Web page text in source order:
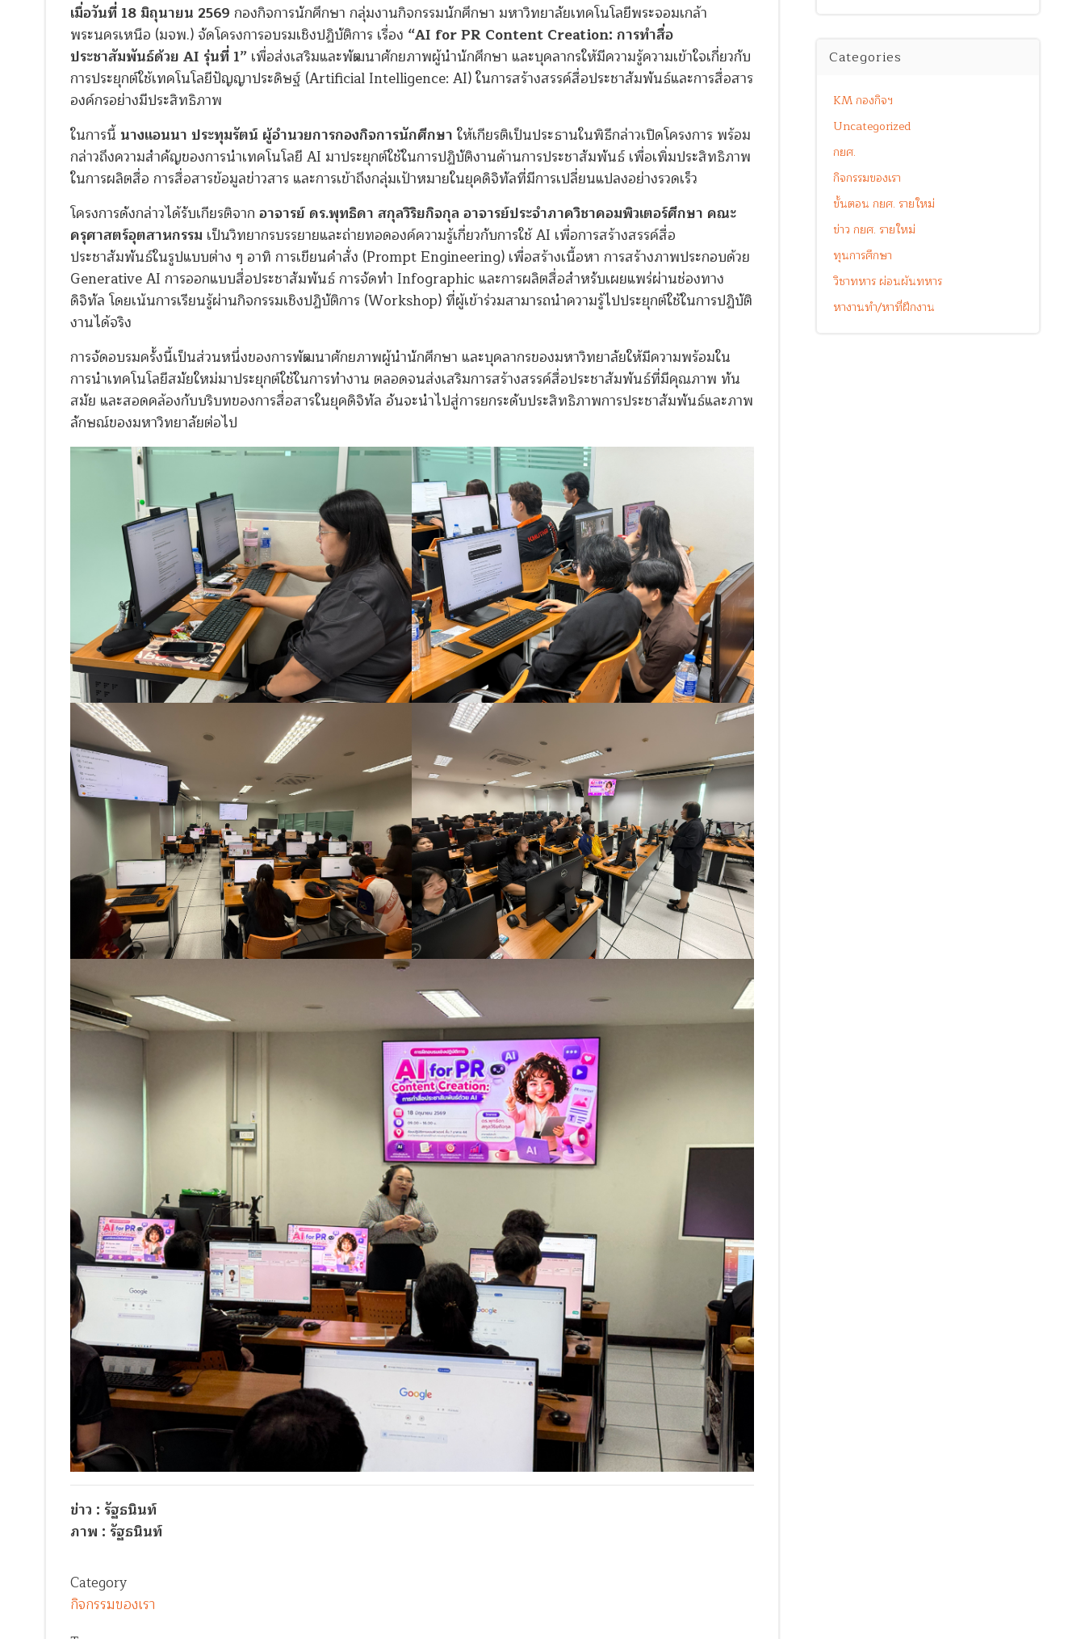
เมื่อวันที่ 18 มิถุนายน 2569 กองกิจการนักศึกษา กลุ่มงานกิจกรรมนักศึกษา มหาวิทยาลัยเทคโนโลยีพระจอมเกล้า
พระนครเหนือ (มจพ.) จัดโครงการอบรมเชิงปฏิบัติการ เรื่อง “AI for PR Content Creation: การทำสื่อ
ประชาสัมพันธ์ด้วย AI รุ่นที่ 1” เพื่อส่งเสริมและพัฒนาศักยภาพผู้นำนักศึกษา และบุคลากรให้มีความรู้ความเข้าใจเกี่ยวกับ
การประยุกต์ใช้เทคโนโลยีปัญญาประดิษฐ์ (Artificial Intelligence: AI) ในการสร้างสรรค์สื่อประชาสัมพันธ์และการสื่อสาร
องค์กรอย่างมีประสิทธิภาพ
ในการนี้ นางแอนนา ประทุมรัตน์ ผู้อำนวยการกองกิจการนักศึกษา ให้เกียรติเป็นประธานในพิธีกล่าวเปิดโครงการ พร้อม
กล่าวถึงความสำคัญของการนำเทคโนโลยี AI มาประยุกต์ใช้ในการปฏิบัติงานด้านการประชาสัมพันธ์ เพื่อเพิ่มประสิทธิภาพ
ในการผลิตสื่อ การสื่อสารข้อมูลข่าวสาร และการเข้าถึงกลุ่มเป้าหมายในยุคดิจิทัลที่มีการเปลี่ยนแปลงอย่างรวดเร็ว
โครงการดังกล่าวได้รับเกียรติจาก อาจารย์ ดร.พุทธิดา สกุลวิริยกิจกุล อาจารย์ประจำภาควิชาคอมพิวเตอร์ศึกษา คณะ
ครุศาสตร์อุตสาหกรรม เป็นวิทยากรบรรยายและถ่ายทอดองค์ความรู้เกี่ยวกับการใช้ AI เพื่อการสร้างสรรค์สื่อ
ประชาสัมพันธ์ในรูปแบบต่าง ๆ อาทิ การเขียนคำสั่ง (Prompt Engineering) เพื่อสร้างเนื้อหา การสร้างภาพประกอบด้วย
Generative AI การออกแบบสื่อประชาสัมพันธ์ การจัดทำ Infographic และการผลิตสื่อสำหรับเผยแพร่ผ่านช่องทาง
ดิจิทัล โดยเน้นการเรียนรู้ผ่านกิจกรรมเชิงปฏิบัติการ (Workshop) ที่ผู้เข้าร่วมสามารถนำความรู้ไปประยุกต์ใช้ในการปฏิบัติ
งานได้จริง
การจัดอบรมครั้งนี้เป็นส่วนหนึ่งของการพัฒนาศักยภาพผู้นำนักศึกษา และบุคลากรของมหาวิทยาลัยให้มีความพร้อมใน
การนำเทคโนโลยีสมัยใหม่มาประยุกต์ใช้ในการทำงาน ตลอดจนส่งเสริมการสร้างสรรค์สื่อประชาสัมพันธ์ที่มีคุณภาพ ทัน
สมัย และสอดคล้องกับบริบทของการสื่อสารในยุคดิจิทัล อันจะนำไปสู่การยกระดับประสิทธิภาพการประชาสัมพันธ์และภาพ
ลักษณ์ของมหาวิทยาลัยต่อไป
ข่าว : รัฐธนินท์
ภาพ : รัฐธนินท์
Category
กิจกรรมของเรา
Categories
KM กองกิจฯ
Uncategorized
กยศ.
กิจกรรมของเรา
ขั้นตอน กยศ. รายใหม่
ข่าว กยศ. รายใหม่
ทุนการศึกษา
วิชาทหาร ผ่อนผันทหาร
หางานทำ/หาที่ฝึกงาน